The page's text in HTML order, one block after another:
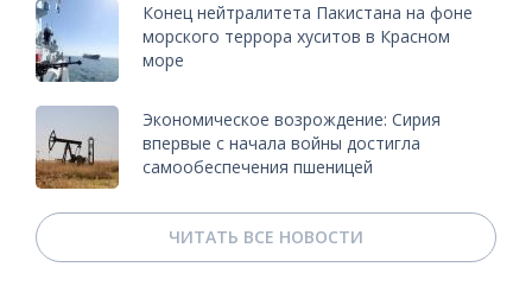
Конец нейтралитета Пакистана на фоне
морского террора хуситов в Красном
море
Экономическое возрождение: Сирия
впервые с начала войны достигла
самообеспечения пшеницей
ЧИТАТЬ ВСЕ НОВОСТИ